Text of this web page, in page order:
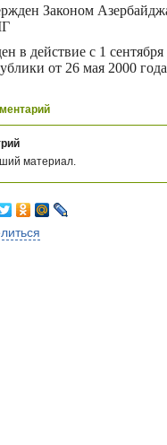
Законом
в действие с 1
от 26 мая 2000
материал.